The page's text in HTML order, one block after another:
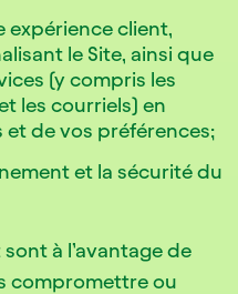
expérience client,
le Site, ainsi que
(y compris les
les courriels) en
de vos préférences;
et la sécurité du
à l’avantage de
compromettre ou